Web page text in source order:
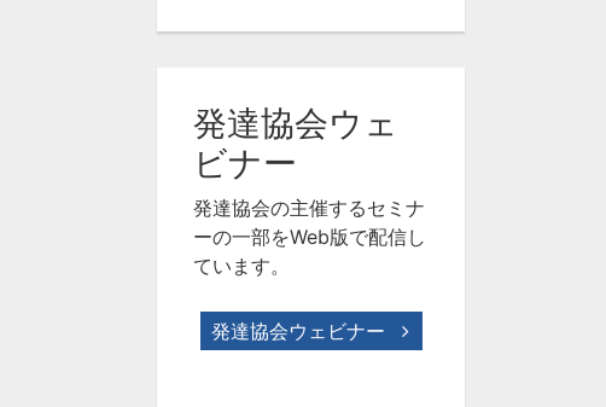
発達協会ウェ
ビナー
発達協会の主催するセミナ
ーの一部をWeb版で配信し
ています。
発達協会ウェビナー